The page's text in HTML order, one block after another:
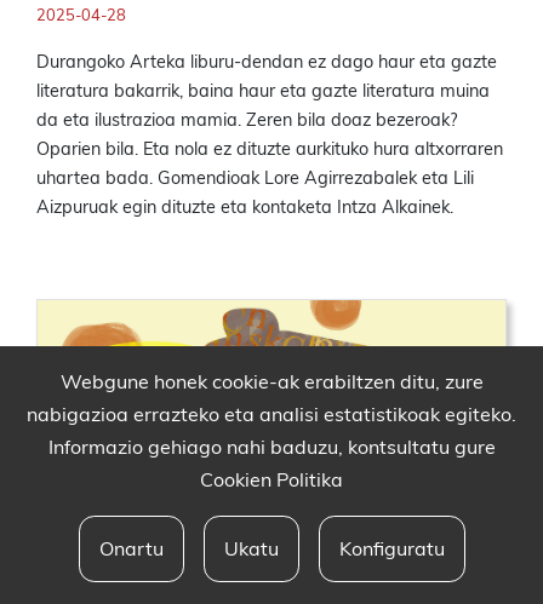
2025-04-28
Durangoko Arteka liburu-dendan ez dago haur eta gazte
literatura bakarrik, baina haur eta gazte literatura muina
da eta ilustrazioa mamia. Zeren bila doaz bezeroak?
Oparien bila. Eta nola ez dituzte aurkituko hura altxorraren
uhartea bada. Gomendioak Lore Agirrezabalek eta Lili
Aizpuruak egin dituzte eta kontaketa Intza Alkainek.
Webgune honek cookie-ak erabiltzen ditu, zure
nabigazioa errazteko eta analisi estatistikoak egiteko.
Informazio gehiago nahi baduzu, kontsultatu gure
Cookien Politika
Onartu Ukatu Konfiguratu